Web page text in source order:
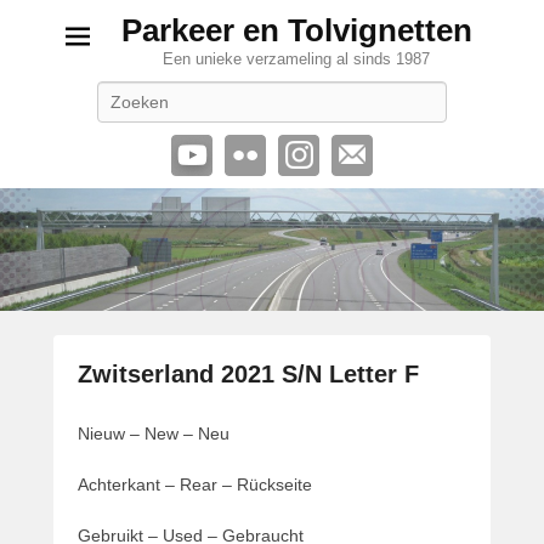
Parkeer en Tolvignetten
Een unieke verzameling al sinds 1987
Zwitserland 2021 S/N Letter F
e
l
Nieuw – New – Neu
Achterkant – Rear – Rückseite
Gebruikt – Used – Gebraucht